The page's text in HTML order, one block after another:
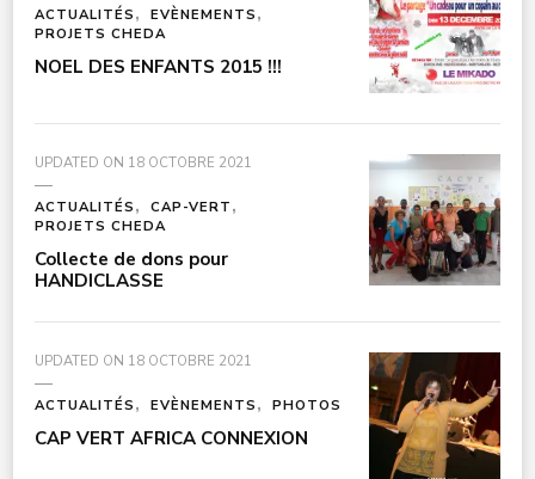
ACTUALITÉS
EVÈNEMENTS
PROJETS CHEDA
NOEL DES ENFANTS 2015 !!!
UPDATED ON 18 OCTOBRE 2021
ACTUALITÉS
CAP-VERT
PROJETS CHEDA
Collecte de dons pour
HANDICLASSE
UPDATED ON 18 OCTOBRE 2021
ACTUALITÉS EVÈNEMENTS PHOTOS
CAP VERT AFRICA CONNEXION